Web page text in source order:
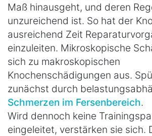
Maß hinausgeht, und deren
unzureichend ist. So hat der
ausreichend Zeit
einzuleiten. Mikroskopische
sich zu makroskopischen
Knochenschädigungen aus.
zunächst durch
Schmerzen im Fersenbereich.
Wird dennoch keine
eingeleitet, verstärken sie sich.